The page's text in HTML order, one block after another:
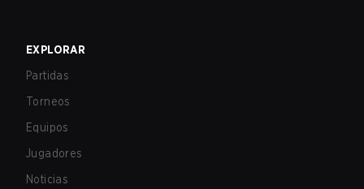
EXPLORAR
Partidas
Torneos
Equipos
Jugadores
Noticias